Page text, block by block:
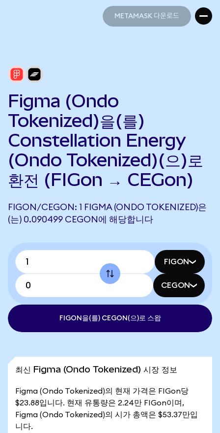
METAMASK 다운로드
Figma (Ondo
Tokenized)을(를)
Constellation Energy
(Ondo Tokenized)(으)로
환전 (FIGon → CEGon)
FIGON/CEGON: 1 FIGMA (ONDO TOKENIZED)은
(는) 0.090499 CEGON에 해당합니다
FIGON
CEGON
FIGON을(를) CEGON(으)로 스왑
최신 Figma (Ondo Tokenized) 시장 정보
Figma (Ondo Tokenized)의 현재 가격은 FIGon당
$23.88입니다. 현재 유통량은 2.24만 FIGon이며,
Figma (Ondo Tokenized)의 시가 총액은 $53.37만입
니다.